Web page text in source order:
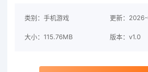
类别：手机游戏 更新：
大小：115.76MB 版本：v1.0